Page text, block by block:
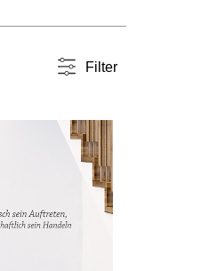
Filter
pro Motiv
pro Motiv